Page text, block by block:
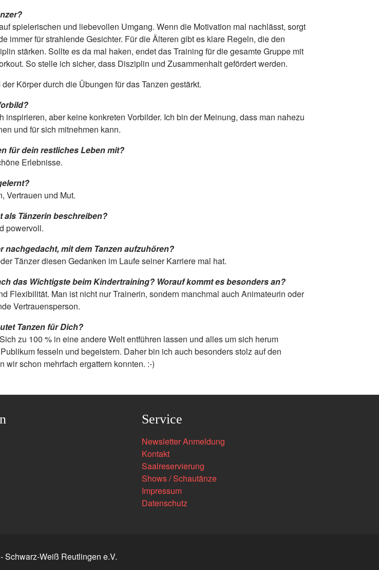
spielerischen und liebevollen Umgang. Wenn die Motivation mal nachlässt, sorgt
immer für strahlende Gesichter. Für die Älteren gibt es klare Regeln, die den
stärken. Sollte es da mal haken, endet das Training für die gesamte Gruppe mit
So stelle ich sicher, dass Disziplin und Zusammenhalt gefördert werden.
Körper durch die Übungen für das Tanzen gestärkt.
inspirieren, aber keine konkreten Vorbilder. Ich bin der Meinung, dass man nahezu
und für sich mitnehmen kann.
für dein restliches Leben mit?
Erlebnisse.
Vertrauen und Mut.
als Tänzerin beschreiben?
powervoll.
nachgedacht, mit dem Tanzen auf­zuhören?
Tänzer diesen Gedanken im Laufe seiner Karriere mal hat.
das Wichtigste beim Kindertraining? Worauf kommt es besonders an?
Flexibilität. Man ist nicht nur Trainerin, sondern manchmal auch Animateurin oder
Vertrauensperson.
Tanzen für Dich?
zu 100 % in eine andere Welt entführen lassen und alles um sich herum
fesseln und begeistern. Daher bin ich auch besonders stolz auf den
wir schon mehrfach ergattern konnten. :-)
Service
Newsletter Anmeldung
Kontakt
Saalreservierung
Shows / Schautänze
Impressum
Datenschutz
Schwarz-Weiß Reutlingen e.V.